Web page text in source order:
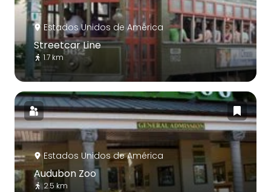
Estados Unidos de América
Streetcar Line
1.7 km
Estados Unidos de América
Audubon Zoo
2.5 km